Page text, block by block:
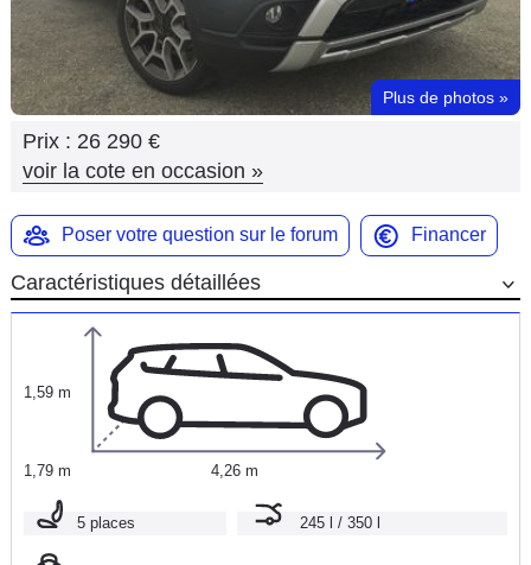
Services
Forum
Moto
Marques
Plus de photos »
Prix : 26 290 €
voir la cote en occasion »
Poser votre question sur le forum Financer
Caractéristiques détaillées
1,59 m
1,79 m 4,26 m
5 places 245 l / 350 l